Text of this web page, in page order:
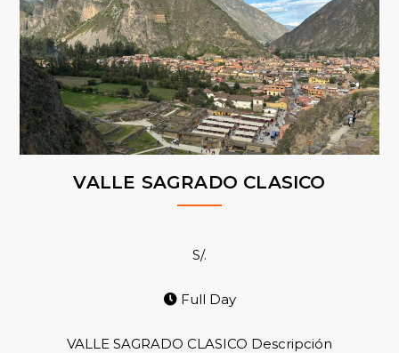
VALLE SAGRADO CLASICO
S/.
Full Day
VALLE SAGRADO CLASICO Descripción